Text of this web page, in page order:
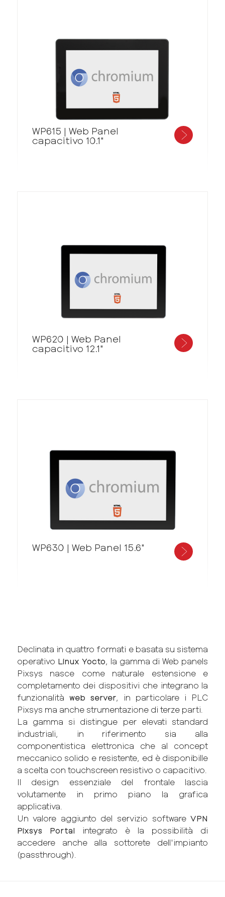
Declinata in quattro formati e basata su sistema
operativo Linux Yocto, la gamma di Web panels
Pixsys nasce come naturale estensione e
completamento dei dispositivi che integrano la
funzionalità web server, in particolare i PLC
Pixsys ma anche strumentazione di terze parti.
La gamma si distingue per elevati standard
industriali, in riferimento sia alla
componentistica elettronica che al concept
meccanico solido e resistente, ed è disponibille
a scelta con touchscreen resistivo o capacitivo.
Il design essenziale del frontale lascia
volutamente in primo piano la grafica
applicativa.
Un valore aggiunto del servizio softwareVPN
Pixsys Portal integrato è la possibilità di
accedere anche alla sottorete dell'impianto
(passthrough).
WP615 | Web Panel
capacitivo 10.1"
WP620 | Web Panel
capacitivo 12.1"
WP630 | Web Panel 15.6"